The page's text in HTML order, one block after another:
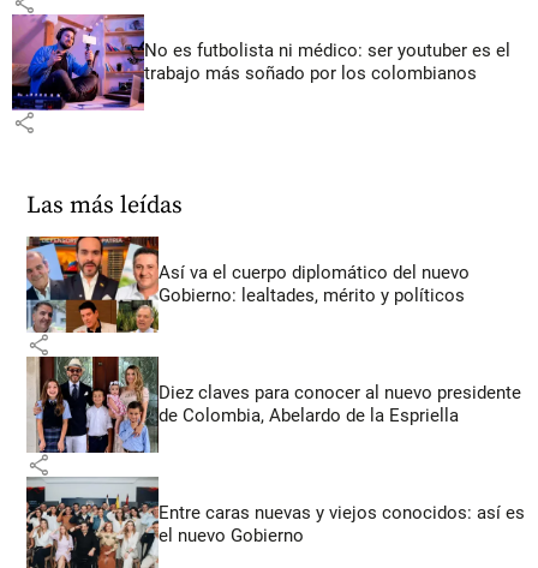
No es futbolista ni médico: ser youtuber es el
trabajo más soñado por los colombianos
share
Las más leídas
Así va el cuerpo diplomático del nuevo
Gobierno: lealtades, mérito y políticos
share
Diez claves para conocer al nuevo presidente
de Colombia, Abelardo de la Espriella
share
Entre caras nuevas y viejos conocidos: así es
el nuevo Gobierno